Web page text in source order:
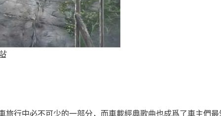
旅行中必不可少的一部分，而車載經典歌曲也成爲了車主們最